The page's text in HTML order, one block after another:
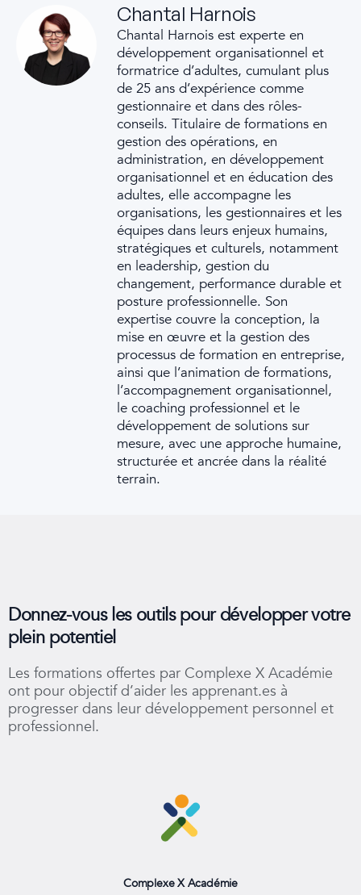
Chantal Harnois
Chantal Harnois est experte en
développement organisationnel et
formatrice d’adultes, cumulant plus
de 25 ans d’expérience comme
gestionnaire et dans des rôles-
conseils. Titulaire de formations en
gestion des opérations, en
administration, en développement
organisationnel et en éducation des
adultes, elle accompagne les
organisations, les gestionnaires et les
équipes dans leurs enjeux humains,
stratégiques et culturels, notamment
en leadership, gestion du
changement, performance durable et
posture professionnelle. Son
expertise couvre la conception, la
mise en œuvre et la gestion des
processus de formation en entreprise,
ainsi que l’animation de formations,
l’accompagnement organisationnel,
le coaching professionnel et le
développement de solutions sur
mesure, avec une approche humaine,
structurée et ancrée dans la réalité
terrain.
Donnez-vous les outils pour développer votre
plein potentiel
Les formations offertes par Complexe X Académie
ont pour objectif d’aider les apprenant.es à
progresser dans leur développement personnel et
professionnel.
Complexe X Académie